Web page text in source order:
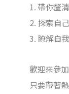
1. 帶你釐
2. 探索自
3. 瞭解自
歡迎來參
只要帶著